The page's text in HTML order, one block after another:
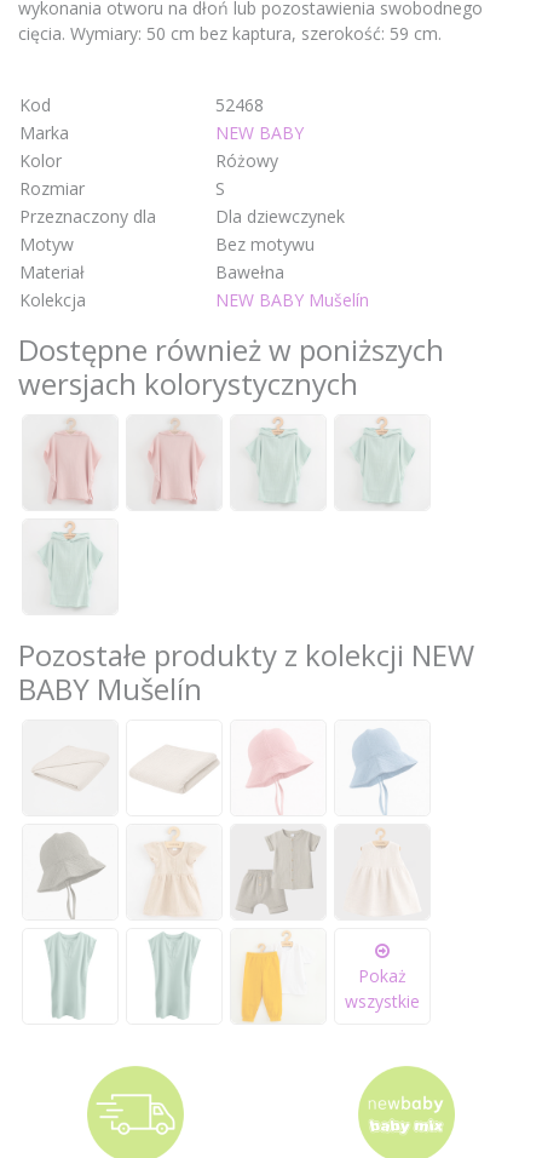
wykonania otworu na dłoń lub pozostawienia swobodnego
cięcia. Wymiary: 50 cm bez kaptura, szerokość: 59 cm.
Kod
52468
Marka
NEW BABY
Kolor
Różowy
Rozmiar
S
Przeznaczony dla
Dla dziewczynek
Motyw
Bez motywu
Materiał
Bawełna
Kolekcja
NEW BABY Mušelín
Dostępne również w poniższych
wersjach kolorystycznych
Pozostałe produkty z kolekcji NEW
BABY Mušelín
Pokaż
wszystkie